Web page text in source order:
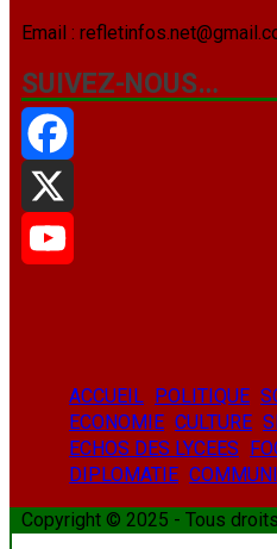
Email :
SUIVEZ-NOUS…
Facebook
X
ACCUEIL POLITIQUE
ECONOMIE CULTURE
ECHOS DES LYCEES
DIPLOMATIE
Copyright © 2025 - Tous